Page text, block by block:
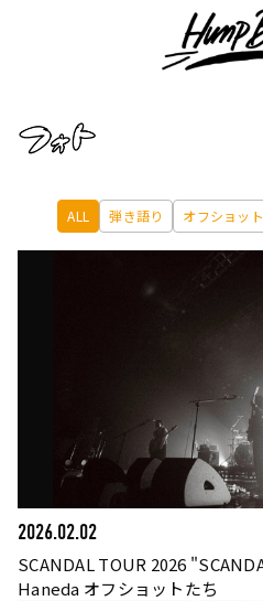
ALL 弾き語り オフショット
2026.02.02
SCANDAL TOUR 2026 "SCANDALの対バンツアー"＠Zepp
Haneda オフショットたち